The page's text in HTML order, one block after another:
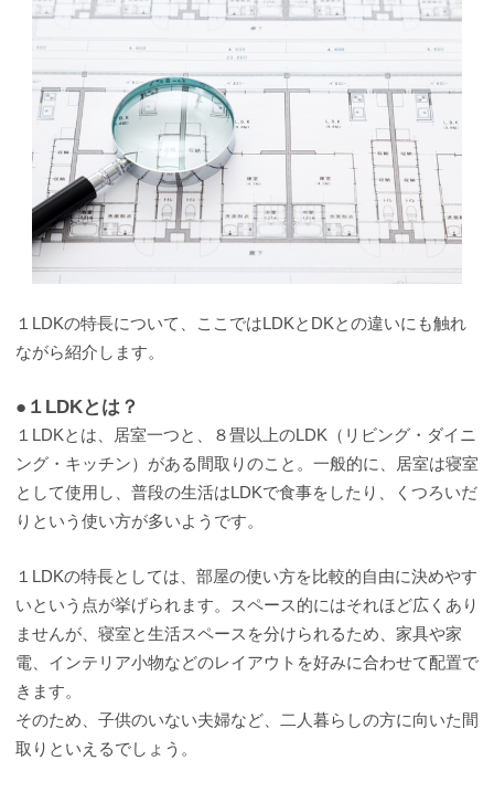
１LDKの特長について、ここではLDKとDKとの違いにも触れ
ながら紹介します。
●１LDKとは？
１LDKとは、居室一つと、８畳以上のLDK（リビング・ダイニ
ング・キッチン）がある間取りのこと。一般的に、居室は寝室
として使用し、普段の生活はLDKで食事をしたり、くつろいだ
りという使い方が多いようです。
１LDKの特長としては、部屋の使い方を比較的自由に決めやす
いという点が挙げられます。スペース的にはそれほど広くあり
ませんが、寝室と生活スペースを分けられるため、家具や家
電、インテリア小物などのレイアウトを好みに合わせて配置で
きます。
そのため、子供のいない夫婦など、二人暮らしの方に向いた間
取りといえるでしょう。